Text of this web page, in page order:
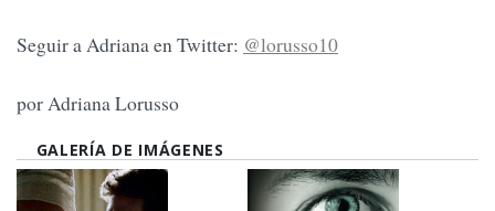
Seguir a Adriana en Twitter: @lorusso10
por Adriana Lorusso
GALERÍA DE IMÁGENES